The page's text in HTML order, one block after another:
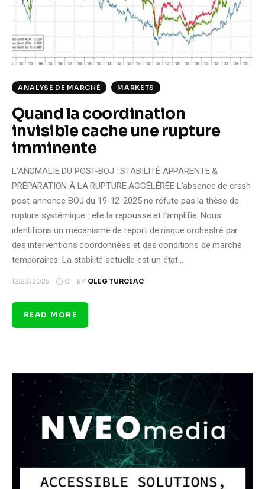
Climate
Markets
Tech
Shop
ANALYSE DE MARCHÉ MARKETS
Quand la coordination
invisible cache une rupture
imminente
L'ANOMALIE DU POST-BOJ : STABILITÉ APPARENTE &
PRÉPARATION À LA RUPTURE ACCÉLÉRÉE L’absence de crash
post-annonce BOJ du 19-12-2025 ne réfute pas la thèse de
rupture systémique : elle la repousse et l’amplifie. Nous
identifions un mécanisme de report de risque orchestré par
des interventions coordonnées et des conditions de marché
temporaires. La stabilité actuelle est un état…
12/23/2025 0 BY OLEG TURCEAC
READ MORE